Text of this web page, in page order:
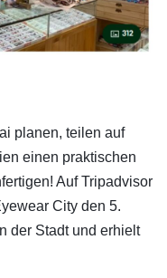
planen, teilen auf
einen praktischen
Auf Tripadvisor
City den 5.
der Stadt und erhielt